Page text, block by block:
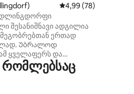
5,0, 12 მიმოხილვასაშუალო შეფასებაა
4,99 (78)
შესანიშნავი ადგილია
ერთად
Უბრალოდ
ყველაფერს და
ბავშვებისთვის
თავისუფალი სივრცე -
რომლებსაც